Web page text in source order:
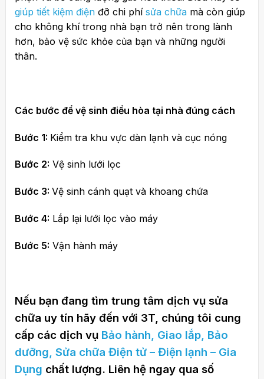
giúp tiết kiệm điệnđỡ chi phí sửa chữamà còn giúp
cho không khí trong nhà bạn trở nên trong lành
hơn, bảo vệ sức khỏe của bạn và những người
thân.
Các bước để vệ sinh điều hòa tại nhà đúng cách
Bước 1: Kiểm tra khu vực dàn lạnh và cục nóng
Bước 2: Vệ sinh lưới lọc
Bước 3: Vệ sinh cánh quạt và khoang chứa
Bước 4: Lắp lại lưới lọc vào máy
Bước 5: Vận hành máy
Nếu bạn đang tìm trung tâm dịch vụ sửa
chữa uy tín hãy đến với 3T, chúng tôi cung
cấp các dịch vụ Bảo hành, Giao lắp, Bảo
dưỡng, Sửa chữa Điện tử – Điện lạnh – Gia
Dụng chất lượng. Liên hệ ngay qua số